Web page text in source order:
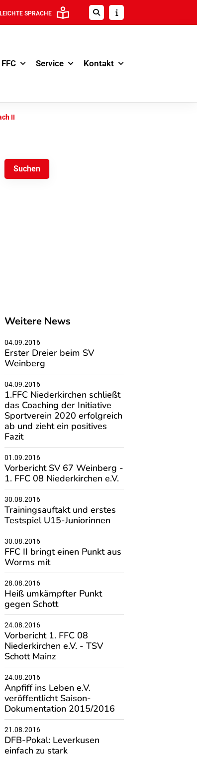
LEICHTE SPRACHE
Service Kontakt
II
Weitere News
04.09.2016
Erster Dreier beim SV
Weinberg
04.09.2016
1.FFC Niederkirchen schließt
das Coaching der Initiative
Sportverein 2020 erfolgreich
ab und zieht ein positives
Fazit
01.09.2016
Vorbericht SV 67 Weinberg -
1. FFC 08 Niederkirchen e.V.
30.08.2016
Trainingsauftakt und erstes
Testspiel U15-Juniorinnen
30.08.2016
FFC II bringt einen Punkt aus
Worms mit
28.08.2016
Heiß umkämpfter Punkt
gegen Schott
24.08.2016
Vorbericht 1. FFC 08
Niederkirchen e.V. - TSV
Schott Mainz
24.08.2016
Anpfiff ins Leben e.V.
veröffentlicht Saison-
Dokumentation 2015/2016
21.08.2016
DFB-Pokal: Leverkusen
einfach zu stark